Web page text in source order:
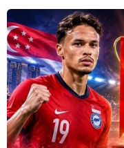
Trong sơ đồ chiến
Vấn đề của
anh luôn cảm
dạt ra hai cánh.
này khi cho biết:
theo một đường